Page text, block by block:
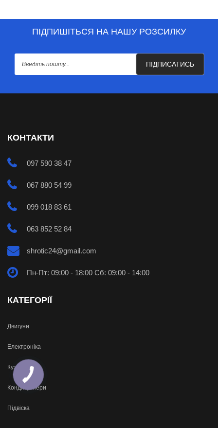
ПІДПИШІТЬСЯ НА НАШУ РОЗСИЛКУ
ПІДПИСАТИСЬ
КОНТАКТИ
097 590 38 47
067 880 54 99
099 018 83 61
063 852 52 84
shrotic24@gmail.com
Пн-Пт: 09:00 - 18:00 Сб: 09:00 - 14:00
КАТЕГОРІЇ
Двигуни
Електроніка
Кузов
Кондиціонери
Підвіска